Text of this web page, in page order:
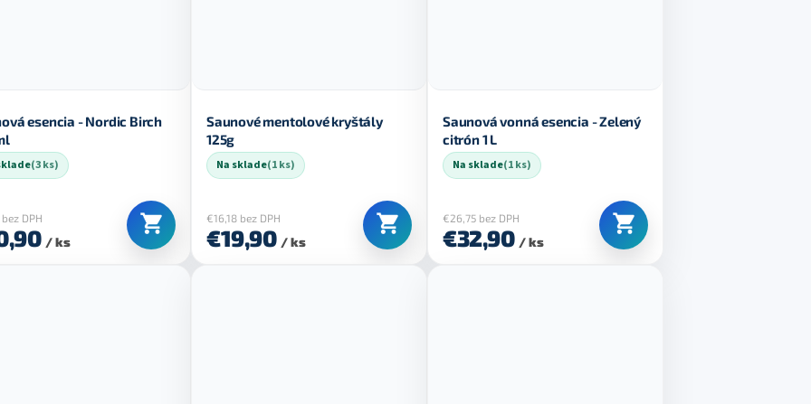
esencia - Nordic Birch
(3 ks)
DPH
/ ks
Saunové mentolové kryštály
125g
Na sklade(1 ks)
€16,18 bez DPH
€19,90 / ks
Saunová vonná esencia - Zelený
citrón 1 L
Na sklade(1 ks)
€26,75 bez DPH
€32,90 / ks